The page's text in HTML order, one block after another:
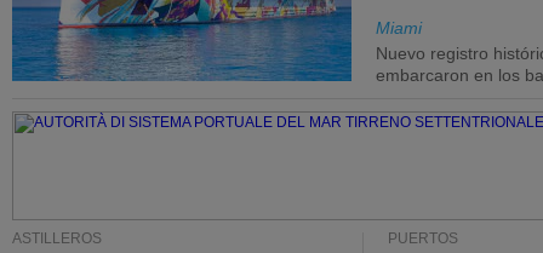
Miami
Nuevo registro
embarcaron en los
ASTILLEROS PUERTOS